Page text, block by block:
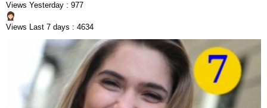
Views Yesterday : 977
Views Last 7 days : 4634